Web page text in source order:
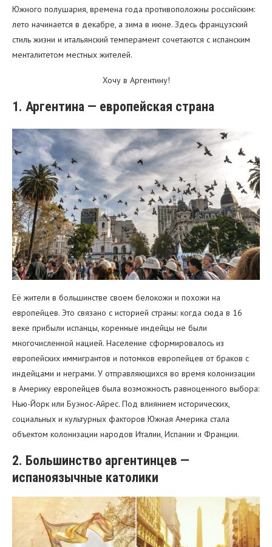
Южного полушария, времена года противоположны российским:
лето начинается в декабре, а зима в июне. Здесь французский
стиль жизни и итальянский темперамент сочетаются с испанским
менталитетом местных жителей.
Хочу в Аргентину!
1. Аргентина — европейская страна
Её жители в большинстве своем белокожи и похожи на
европейцев. Это связано с историей страны: когда сюда в 16
веке прибыли испанцы, коренные индейцы не были
многочисленной нацией. Население сформировалось из
европейских иммигрантов и потомков европейцев от браков с
индейцами и неграми. У отправляющихся во время колонизации
в Америку европейцев была возможность равноценного выбора:
Нью-Йорк или Буэнос-Айрес. Под влиянием исторических,
социальных и культурных факторов Южная Америка стала
объектом колонизации народов Италии, Испании и Франции.
2. Большинство аргентинцев —
испаноязычные католики